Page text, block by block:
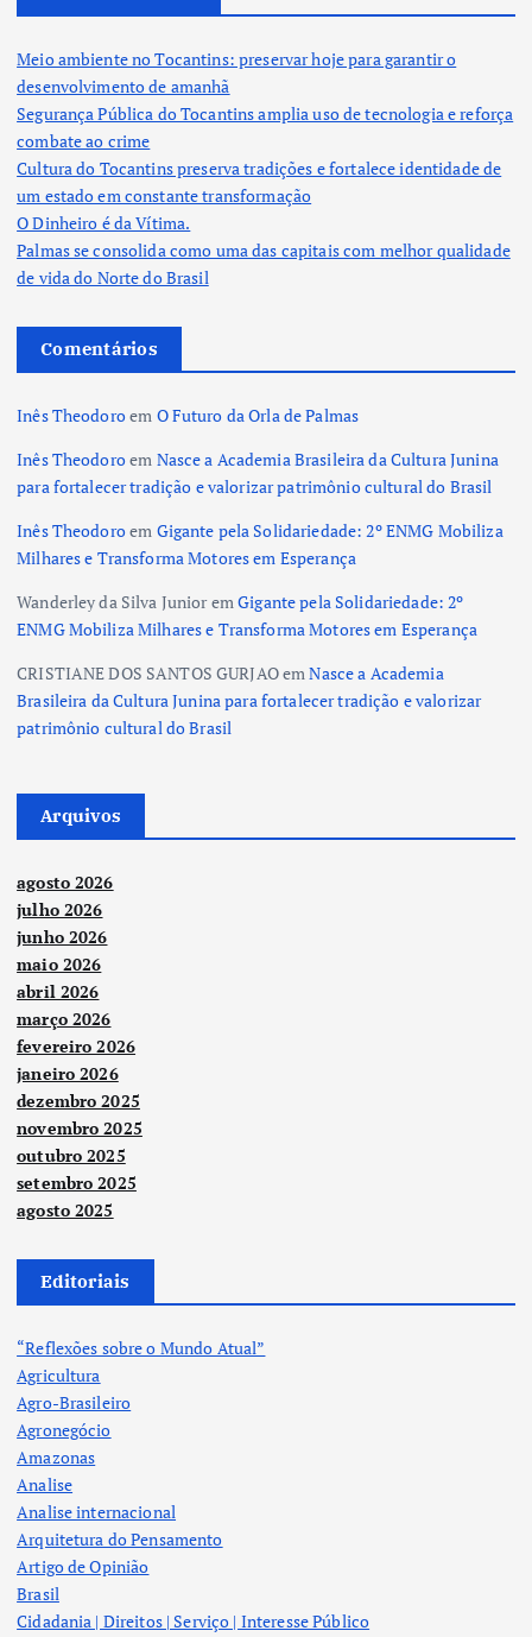
Meio ambiente no Tocantins: preservar hoje para garantir o
desenvolvimento de amanhã
Segurança Pública do Tocantins amplia uso de tecnologia e reforça
combate ao crime
Cultura do Tocantins preserva tradições e fortalece identidade de
um estado em constante transformação
O Dinheiro é da Vítima.
Palmas se consolida como uma das capitais com melhor qualidade
de vida do Norte do Brasil
Comentários
Inês Theodoroem O Futuro da Orla de Palmas
Inês Theodoroem Nasce a Academia Brasileira da Cultura Junina
para fortalecer tradição e valorizar patrimônio cultural do Brasil
Inês Theodoroem Gigante pela Solidariedade: 2º ENMG Mobiliza
Milhares e Transforma Motores em Esperança
Wanderley da Silva JunioremGigante pela Solidariedade: 2º
ENMG Mobiliza Milhares e Transforma Motores em Esperança
CRISTIANE DOS SANTOS GURJAOemNasce a Academia
Brasileira da Cultura Junina para fortalecer tradição e valorizar
patrimônio cultural do Brasil
Arquivos
agosto 2026
julho 2026
junho 2026
maio 2026
abril 2026
março 2026
fevereiro 2026
janeiro 2026
dezembro 2025
novembro 2025
outubro 2025
setembro 2025
agosto 2025
Editoriais
“Reflexões sobre o Mundo Atual”
Agricultura
Agro-Brasileiro
Agronegócio
Amazonas
Analise
Analise internacional
Arquitetura do Pensamento
Artigo de Opinião
Brasil
Cidadania | Direitos | Serviço | Interesse Público